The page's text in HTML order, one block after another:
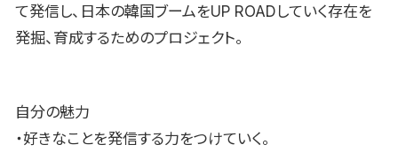
て発信し、日本の韓国ブームをUP ROADしていく存在を
発掘、育成するためのプロジェクト。
自分の魅力
・好きなことを発信する力をつけていく。